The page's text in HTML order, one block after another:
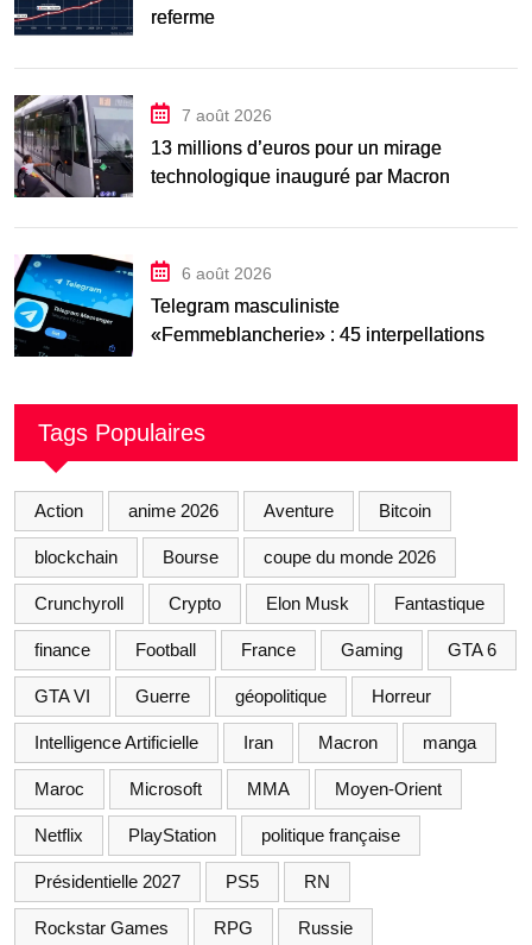
referme
7 août 2026
13 millions d’euros pour un mirage
technologique inauguré par Macron
6 août 2026
Telegram masculiniste
«Femmeblancherie» : 45 interpellations
Tags Populaires
Action anime 2026 Aventure Bitcoin
blockchain Bourse coupe du monde 2026
Crunchyroll Crypto Elon Musk Fantastique
finance Football France Gaming GTA 6
GTA VI Guerre géopolitique Horreur
Intelligence Artificielle Iran Macron manga
Maroc Microsoft MMA Moyen-Orient
Netflix PlayStation politique française
Présidentielle 2027 PS5 RN
Rockstar Games RPG Russie